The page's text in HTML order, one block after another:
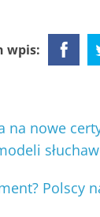
wpis:
na nowe
Polscy